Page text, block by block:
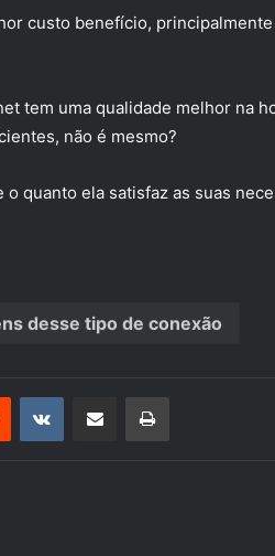
custo benefício,
tem uma qualidade melhor na
não é mesmo?
quanto ela satisfaz as suas
desse tipo de conexão
Reddit VK Compartilhar via e-mail Imprimir